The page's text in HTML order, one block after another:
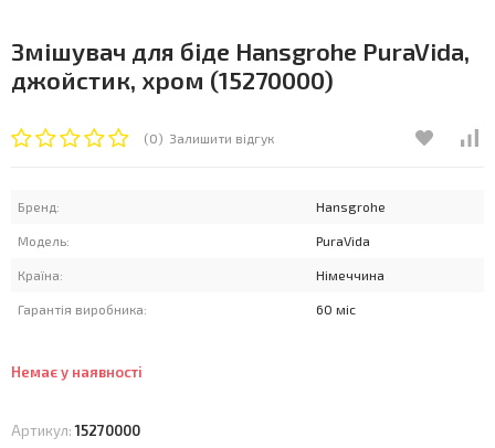
Змішувач для біде Hansgrohe PuraVida,
джойстик, хром (15270000)
(0) Залишити відгук
Бренд: Hansgrohe
Модель: PuraVida
Країна: Німеччина
Гарантія виробника: 60 міс
Немає у наявності
Артикул:15270000